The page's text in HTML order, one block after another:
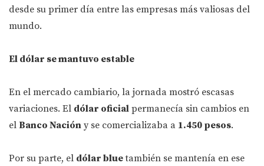
desde su primer día entre las empresas más valiosas del
mundo.
El dólar se mantuvo estable
En el mercado cambiario, la jornada mostró escasas
variaciones. El dólar oficial permanecía sin cambios en
el Banco Nación y se comercializaba a 1.450 pesos.
Por su parte, el dólar bluetambién se mantenía en ese